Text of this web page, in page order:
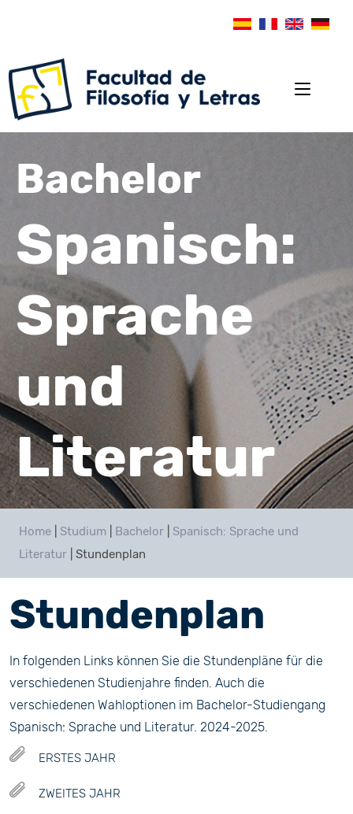
Bachelor
Spanisch:
Sprache
und
Literatur
Home Studium Bachelor
Spanisch: Sprache und
Literatur
Stundenplan
Stundenplan
In folgenden Links können Sie die Stundenpläne für die
verschiedenen Studienjahre finden. Auch die
verschiedenen Wahloptionen im Bachelor-Studiengang
Spanisch: Sprache und Literatur. 2024-2025.
ERSTES JAHR
ZWEITES JAHR